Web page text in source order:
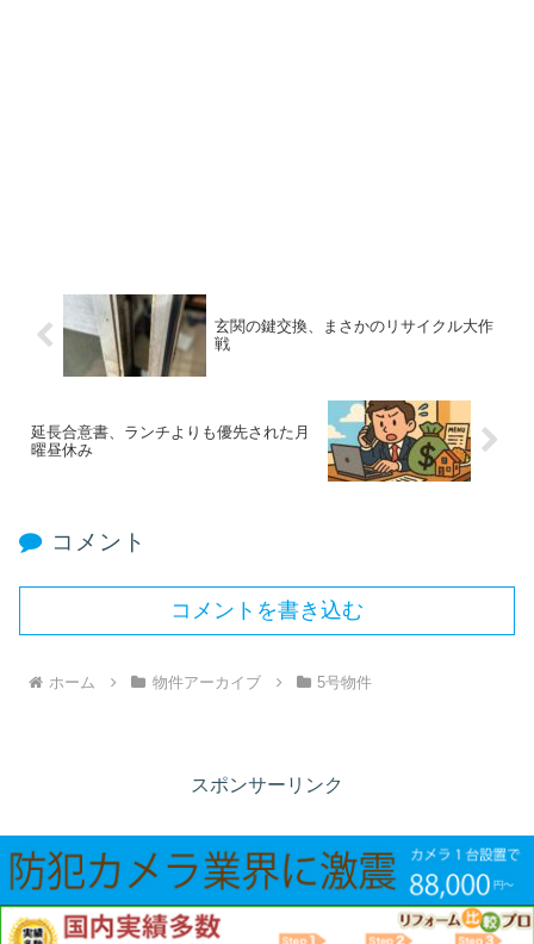
玄関の鍵交換、まさかのリサイクル大作
戦
延長合意書、ランチよりも優先された月
曜昼休み
コメント
コメントを書き込む
ホーム 物件アーカイブ 5号物件
スポンサーリンク